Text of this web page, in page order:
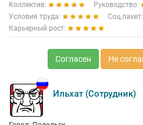
Коллектив:
Руководство:
Условия труда:
Соц.пакет:
Карьерный рост:
Согласен Не
Ильхат (Сотрудник)